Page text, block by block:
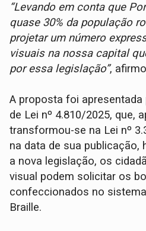
“Levando em conta que
quase 30% da população
projetar um número
visuais na nossa capital
por essa legislação”,
A proposta foi
de Lei nº 4.810/2025, que,
transformou-se na Lei nº
na data de sua publicação,
a nova legislação, os
visual podem solicitar os
confeccionados no
Braille.